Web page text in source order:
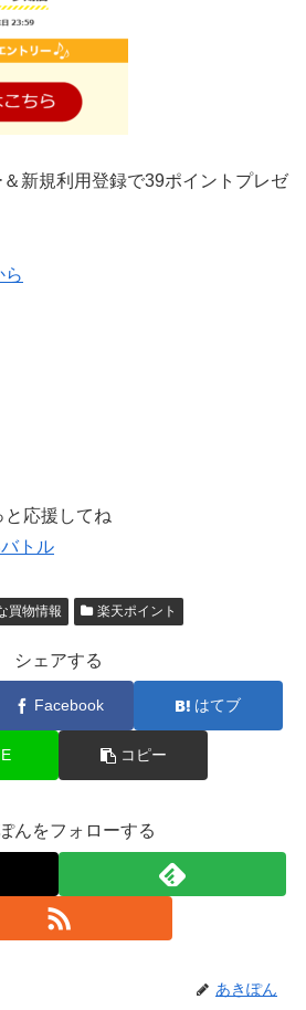
新規利用登録で39ポイントプレゼ
ら
応援してね
トル
買物情報 楽天ポイント
シェアする
Facebook はてブ
コピー
んをフォローする
あきぽん